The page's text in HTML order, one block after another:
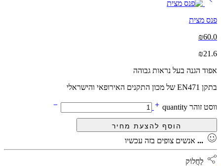
פנס מצית
₪60.0
₪21.6
אפוד הגנה בעל נראות גבוהה
בתקן EN471 של מכון התקנים האירופאי והישראלי
ווסט זוהר quantity
... אנשים צופים בזה עכשיו
לַחֲלוֹק